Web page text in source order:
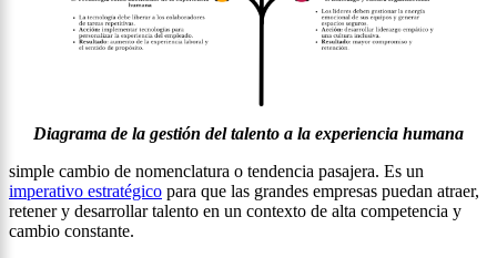
Diagrama de la gestión del talento a la experiencia humana
simple cambio de nomenclatura o tendencia pasajera. Es un
imperativo estratégico para que las grandes empresas puedan atraer,
retener y desarrollar talento en un contexto de alta competencia y
cambio constante.